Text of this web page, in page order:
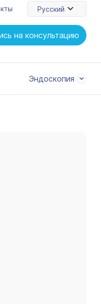
Русский
на консультацию
Эндоскопия